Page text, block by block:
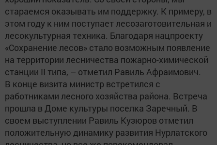
стараемся оказывать им поддержку. К примеру, в
этом году к ним поступает лесозаготовительная и
лесокультурная техника. Благодаря нацпроекту
«Сохранение лесов» стало возможным появление
на территории лесничества пожарно-химической
станции II типа, – отметил Равиль Афраимович.
В конце визита министр встретился с
работниками лесного хозяйства района. Встреча
прошла в Доме культуры поселка Заречный. В
своем выступлении Равиль Кузюров отметил
положительную динамику развития Нурлатского